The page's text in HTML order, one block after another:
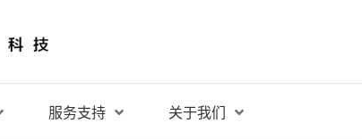
服务支持 关于我们